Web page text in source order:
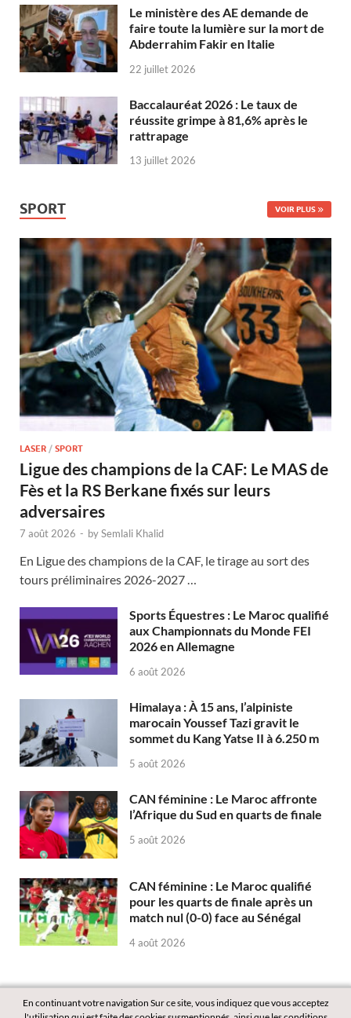
Le ministère des AE demande de
faire toute la lumière sur la mort de
Abderrahim Fakir en Italie
22 juillet 2026
Baccalauréat 2026 : Le taux de
réussite grimpe à 81,6% après le
rattrapage
13 juillet 2026
SPORT VOIR PLUS
LASER / SPORT
Ligue des champions de la CAF: Le MAS de
Fès et la RS Berkane fixés sur leurs
adversaires
7 août 2026 - bySemlali Khalid
En Ligue des champions de la CAF, le tirage au sort des
tours préliminaires 2026-2027 …
Sports Équestres : Le Maroc qualifié
aux Championnats du Monde FEI
2026 en Allemagne
6 août 2026
Himalaya : À 15 ans, l’alpiniste
marocain Youssef Tazi gravit le
sommet du Kang Yatse II à 6.250 m
5 août 2026
CAN féminine : Le Maroc affronte
l’Afrique du Sud en quarts de finale
5 août 2026
CAN féminine : Le Maroc qualifié
pour les quarts de finale après un
match nul (0-0) face au Sénégal
4 août 2026
En continuant votre navigation Sur ce site, vous indiquez que vous acceptez